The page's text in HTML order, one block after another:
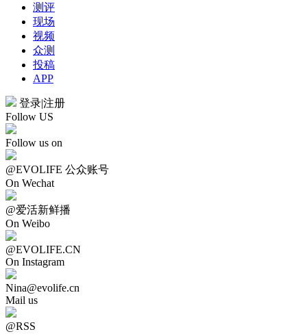
测评
现场
视频
众测
投稿
APP
登录|注册
Follow US
Follow us on
@EVOLIFE 公众账号
On Wechat
@爱活新鲜播
On Weibo
@EVOLIFE.CN
On Instagram
Nina@evolife.cn
Mail us
@RSS